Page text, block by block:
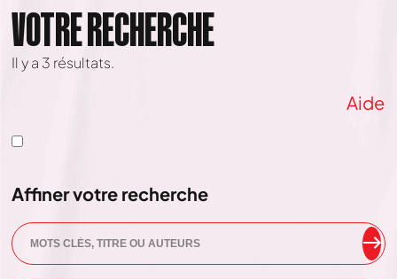
VOTRE RECHERCHE
Il y a 3 résultats.
Aide
Affiner votre recherche